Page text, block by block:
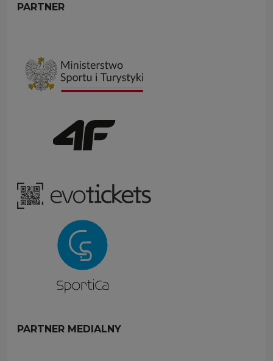
PARTNER
PARTNER MEDIALNY